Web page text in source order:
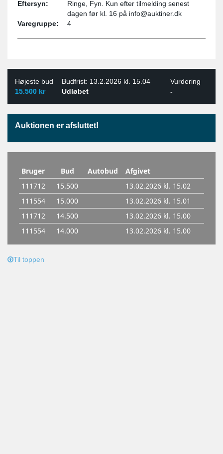
Eftersyn:
Ringe, Fyn. Kun efter tilmelding senest
dagen før kl. 16 på info@auktiner.dk
Varegruppe:
4
Højeste bud Budfrist: 13.2.2026 kl. 15.04
Vurdering
15.500 kr
Udløbet -
Auktionen er afsluttet!
Til toppen